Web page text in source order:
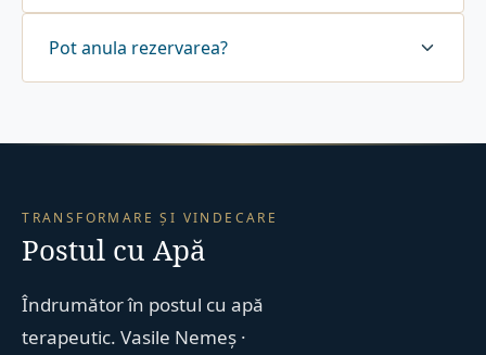
Pot anula rezervarea?
TRANSFORMARE ȘI VINDECARE
Postul cu Apă
Îndrumător în postul cu apă
terapeutic. Vasile Nemeș ·